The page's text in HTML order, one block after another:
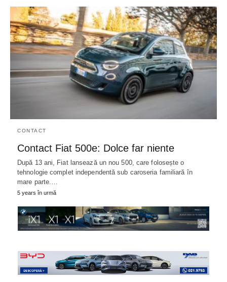
CONTACT
Contact Fiat 500e: Dolce far niente
După 13 ani, Fiat lansează un nou 500, care folosește o
tehnologie complet independentă sub caroseria familiară în
mare parte.…
5 years în urmă